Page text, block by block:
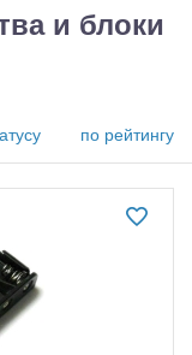
и блоки
по рейтингу